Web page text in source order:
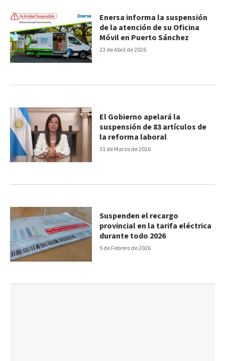
23 de Abril de 2026
Enersa informa la suspensión
de la atención de su Oficina
Móvil en Puerto Sánchez
31 de Marzo de 2026
El Gobierno apelará la
suspensión de 83 artículos de
la reforma laboral
5 de Febrero de 2026
Suspenden el recargo
provincial en la tarifa eléctrica
durante todo 2026